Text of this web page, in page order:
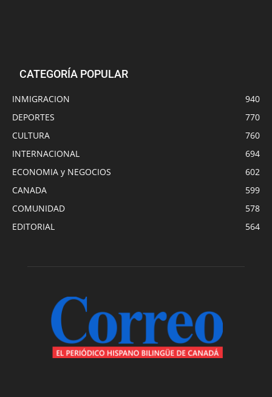
CATEGORÍA POPULAR
INMIGRACION
940
DEPORTES
770
CULTURA
760
INTERNACIONAL
694
ECONOMIA y NEGOCIOS
602
CANADA
599
COMUNIDAD
578
EDITORIAL
564